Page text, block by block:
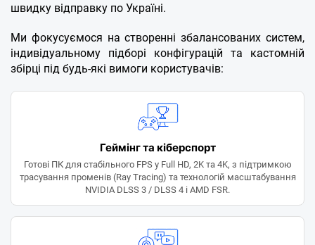
швидку відправку по Україні.
Ми фокусуємося на створенні збалансованих систем,
індивідуальному підборі конфігурацій та кастомній
збірці під будь-які вимоги користувачів:
Геймінг та кіберспорт
Готові ПК для стабільного FPS у Full HD, 2K та 4K, з підтримкою
трасування променів (Ray Tracing) та технологій масштабування
NVIDIA DLSS 3 / DLSS 4 і AMD FSR.